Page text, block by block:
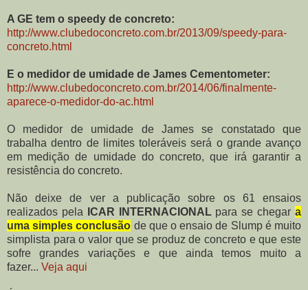
A GE tem o speedy de concreto:
http://www.clubedoconcreto.com.br/2013/09/speedy-para-
concreto.html
E o medidor de umidade de James Cementometer:
http://www.clubedoconcreto.com.br/2014/06/finalmente-
aparece-o-medidor-do-ac.html
O medidor de umidade de James se constatado que
trabalha dentro de limites toleráveis será o grande avanço
em medição de umidade do concreto, que irá garantir a
resistência do concreto.
Não deixe de ver a publicação sobre os 61 ensaios
realizados pela
ICAR INTERNACIONALpara se chegara
uma simples conclusão de que o ensaio de Slump é muito
simplista para o valor que se produz de concreto e que este
sofre grandes variações e que ainda temos muito a
fazer... Veja aqui